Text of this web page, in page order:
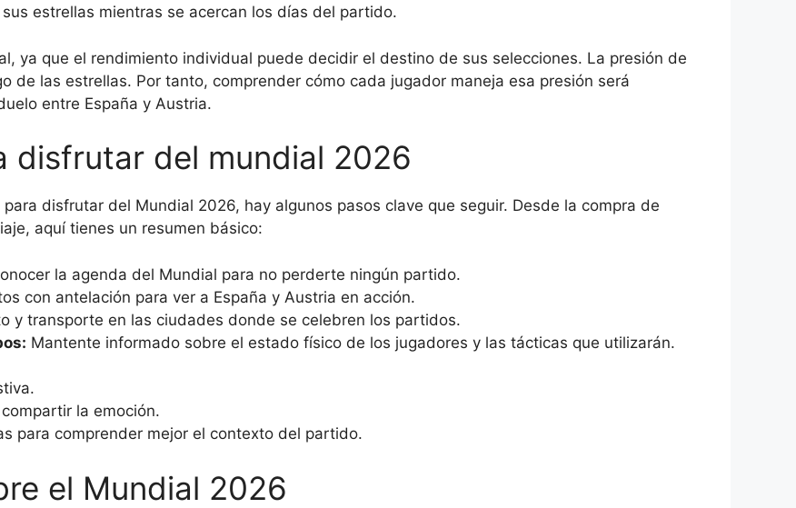
estrellas mientras se acercan los días del partido.
ya que el rendimiento individual puede decidir el destino de sus selecciones. La presión de
de las estrellas. Por tanto, comprender cómo cada jugador maneja esa presión será
entre España y Austria.
disfrutar del mundial 2026
disfrutar del Mundial 2026, hay algunos pasos clave que seguir. Desde la compra de
aquí tienes un resumen básico:
la agenda del Mundial para no perderte ningún partido.
con antelación para ver a España y Austria en acción.
y transporte en las ciudades donde se celebren los partidos.
Mantente informado sobre el estado físico de los jugadores y las tácticas que utilizarán.
la emoción.
para comprender mejor el contexto del partido.
el Mundial 2026